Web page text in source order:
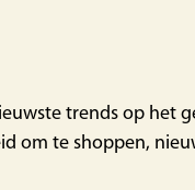
trends op het
om te shoppen,